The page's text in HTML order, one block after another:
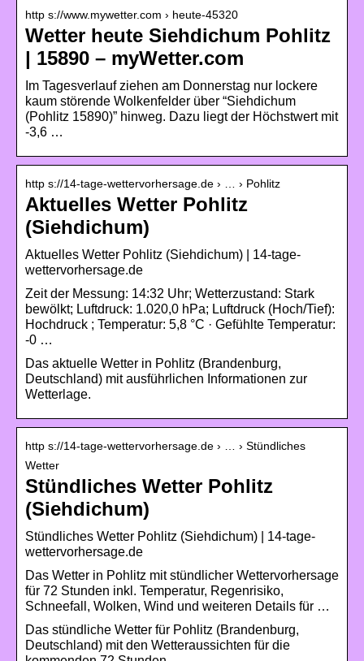
http s://www.mywetter.com › heute-45320
Wetter heute Siehdichum Pohlitz
| 15890 – myWetter.com
Im Tagesverlauf ziehen am Donnerstag nur lockere
kaum störende Wolkenfelder über “Siehdichum
(Pohlitz 15890)” hinweg. Dazu liegt der Höchstwert mit
-3,6 …
http s://14-tage-wettervorhersage.de › … › Pohlitz
Aktuelles Wetter Pohlitz
(Siehdichum)
Aktuelles Wetter Pohlitz (Siehdichum) | 14-tage-
wettervorhersage.de
Zeit der Messung: 14:32 Uhr; Wetterzustand: Stark
bewölkt; Luftdruck: 1.020,0 hPa; Luftdruck (Hoch/Tief):
Hochdruck ; Temperatur: 5,8 °C · Gefühlte Temperatur:
-0 …
Das aktuelle Wetter in Pohlitz (Brandenburg,
Deutschland) mit ausführlichen Informationen zur
Wetterlage.
http s://14-tage-wettervorhersage.de › … › Stündliches
Wetter
Stündliches Wetter Pohlitz
(Siehdichum)
Stündliches Wetter Pohlitz (Siehdichum) | 14-tage-
wettervorhersage.de
Das Wetter in Pohlitz mit stündlicher Wettervorhersage
für 72 Stunden inkl. Temperatur, Regenrisiko,
Schneefall, Wolken, Wind und weiteren Details für …
Das stündliche Wetter für Pohlitz (Brandenburg,
Deutschland) mit den Wetteraussichten für die